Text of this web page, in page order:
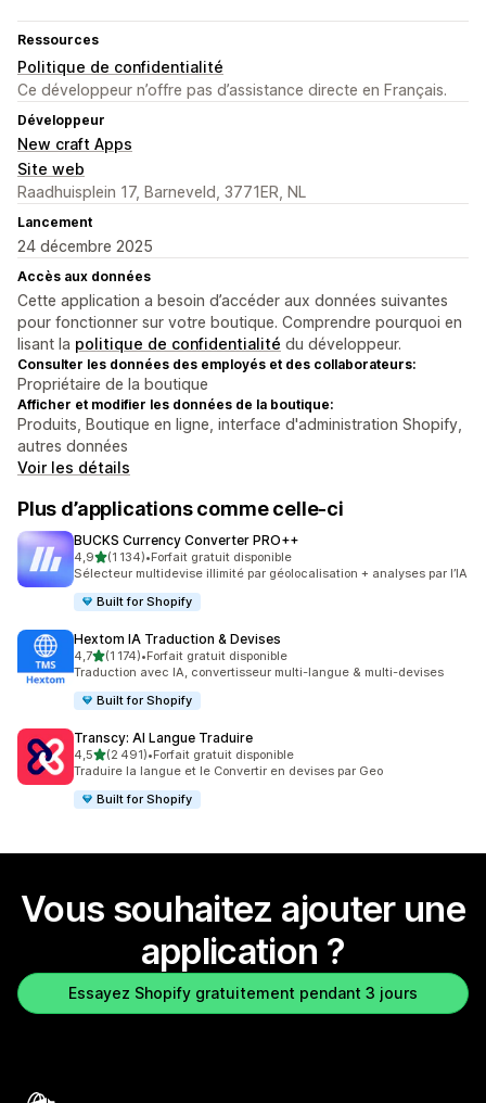
Ressources
Politique de confidentialité
Ce développeur n’offre pas d’assistance directe en Français.
Développeur
New craft Apps
Site web
Raadhuisplein 17, Barneveld, 3771ER, NL
Lancement
24 décembre 2025
Accès aux données
Cette application a besoin d’accéder aux données suivantes
pour fonctionner sur votre boutique. Comprendre pourquoi en
lisant la politique de confidentialité du développeur.
Consulter les données des employés et des collaborateurs:
Propriétaire de la boutique
Afficher et modifier les données de la boutique:
Produits, Boutique en ligne, interface d'administration Shopify,
autres données
Voir les détails
Plus d’applications comme celle-ci
BUCKS Currency Converter PRO++
4,9étoile(s) sur 5
(1 134)
1134 avis au total
•Forfait gratuit disponible
Sélecteur multidevise illimité par géolocalisation + analyses par l’IA
Built for Shopify
Hextom IA Traduction & Devises
4,7étoile(s) sur 5
(1 174)
1174 avis au total
•Forfait gratuit disponible
Traduction avec IA, convertisseur multi-langue & multi-devises
Built for Shopify
Transcy: AI Langue Traduire
4,5étoile(s) sur 5
(2 491)
2491 avis au total
•Forfait gratuit disponible
Traduire la langue et le Convertir en devises par Geo
Built for Shopify
Vous souhaitez ajouter une
application ?
Essayez Shopify gratuitement pendant 3 jours